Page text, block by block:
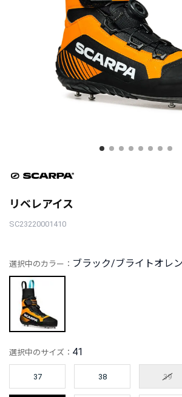
リベレアイス
SC23220001410
選択中のカラー： ブラック/ブライトオレ
選択中のサイズ： 41
37 38 39